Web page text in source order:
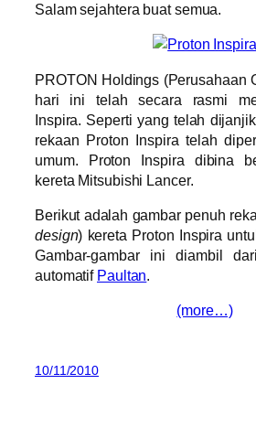
Salam sejahtera buat semua.
PROTON Holdings (Perusahaan
hari ini telah secara rasmi
Inspira. Seperti yang telah
rekaan Proton Inspira telah
umum. Proton Inspira dibina
kereta Mitsubishi Lancer.
Berikut adalah gambar penuh
design) kereta Proton Inspira
Gambar-gambar ini diambil
automatif Paultan.
(more…)
10/11/2010